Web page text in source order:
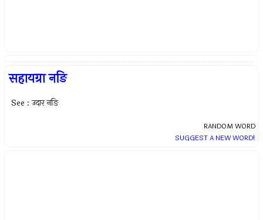
सहायग्रा नङि
See : उदार नङि
RANDOM WORD
SUGGEST A NEW WORD!